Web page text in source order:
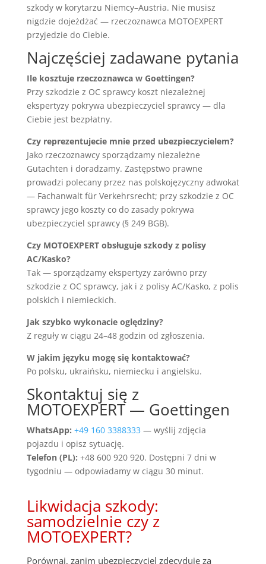
szkody w korytarzu Niemcy–Austria. Nie musisz
nigdzie dojeżdżać — rzeczoznawca MOTOEXPERT
przyjedzie do Ciebie.
Najczęściej zadawane pytania
Ile kosztuje rzeczoznawca w Goettingen?
Przy szkodzie z OC sprawcy koszt niezależnej
ekspertyzy pokrywa ubezpieczyciel sprawcy — dla
Ciebie jest bezpłatny.
Czy reprezentujecie mnie przed ubezpieczycielem?
Jako rzeczoznawcy sporządzamy niezależne
Gutachten i doradzamy. Zastępstwo prawne
prowadzi polecany przez nas polskojęzyczny adwokat
— Fachanwalt für Verkehrsrecht; przy szkodzie z OC
sprawcy jego koszty co do zasady pokrywa
ubezpieczyciel sprawcy (§ 249 BGB).
Czy MOTOEXPERT obsługuje szkody z polisy
AC/Kasko?
Tak — sporządzamy ekspertyzy zarówno przy
szkodzie z OC sprawcy, jak i z polisy AC/Kasko, z polis
polskich i niemieckich.
Jak szybko wykonacie oględziny?
Z reguły w ciągu 24–48 godzin od zgłoszenia.
W jakim języku mogę się kontaktować?
Po polsku, ukraińsku, niemiecku i angielsku.
Skontaktuj się z
MOTOEXPERT — Goettingen
WhatsApp: +49 160 3388333 — wyślij zdjęcia
pojazdu i opisz sytuację.
Telefon (PL): +48 600 920 920. Dostępni 7 dni w
tygodniu — odpowiadamy w ciągu 30 minut.
Likwidacja szkody:
samodzielnie czy z
MOTOEXPERT?
Porównaj, zanim ubezpieczyciel zdecyduje za